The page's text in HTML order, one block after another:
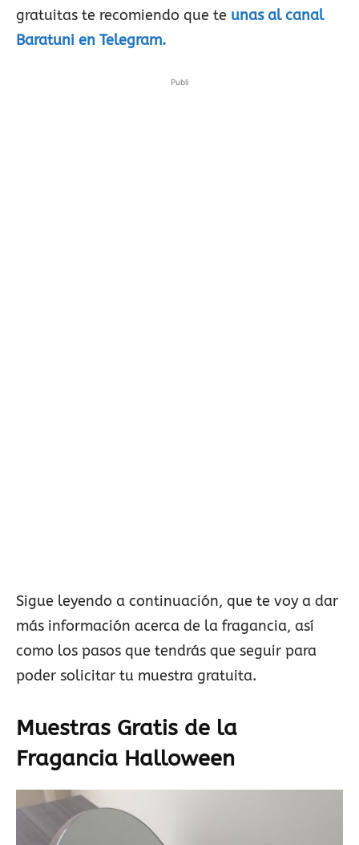
gratuitas te recomiendo que te unas al canal
Baratuni en Telegram.
Publi
Sigue leyendo a continuación, que te voy a dar
más información acerca de la fragancia, así
como los pasos que tendrás que seguir para
poder solicitar tu muestra gratuita.
Muestras Gratis de la
Fragancia Halloween